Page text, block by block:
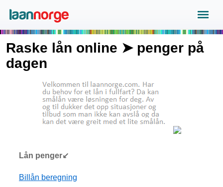
Raske lån online ➤ penger på
dagen
Lån penger↙
Billån beregning